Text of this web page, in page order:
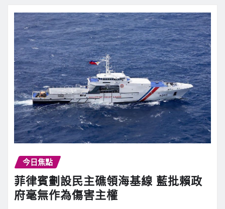
今日焦點
菲律賓劃設民主礁領海基線 藍批賴政
府毫無作為傷害主權